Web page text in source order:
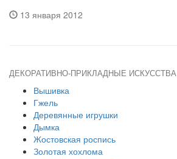
13 января 2012
ДЕКОРАТИВНО-ПРИКЛАДНЫЕ ИСКУССТВА
Вышивка
Гжель
Деревянные игрушки
Дымка
Жостовская роспись
Золотая хохлома